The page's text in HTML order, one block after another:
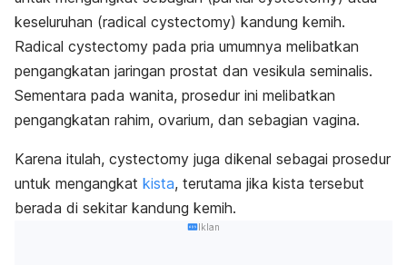
keseluruhan (radical cystectomy) kandung kemih.
Radical cystectomy pada pria umumnya melibatkan
pengangkatan jaringan prostat dan vesikula seminalis.
Sementara pada wanita, prosedur ini melibatkan
pengangkatan rahim, ovarium, dan sebagian vagina.
Karena itulah, cystectomy juga dikenal sebagai prosedur
untuk mengangkat kista, terutama jika kista tersebut
berada di sekitar kandung kemih.
Iklan